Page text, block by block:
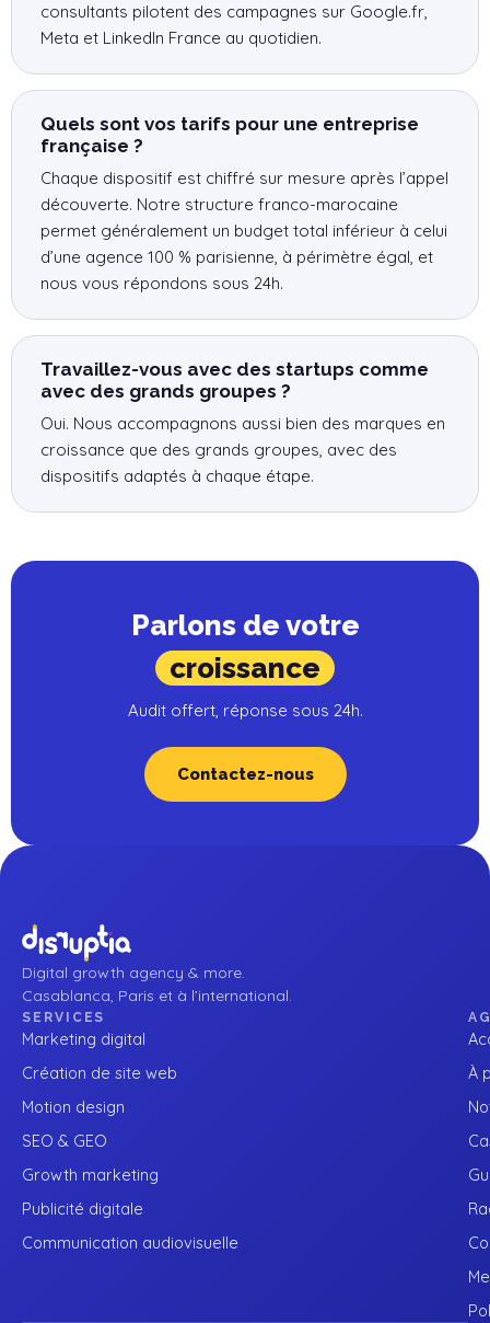
consultants pilotent des campagnes sur Google.fr,
Meta et LinkedIn France au quotidien.
Quels sont vos tarifs pour une entreprise
française ?
Chaque dispositif est chiffré sur mesure après l’appel
découverte. Notre structure franco-marocaine
permet généralement un budget total inférieur à celui
d’une agence 100 % parisienne, à périmètre égal, et
nous vous répondons sous 24h.
Travaillez-vous avec des startups comme
avec des grands groupes ?
Oui. Nous accompagnons aussi bien des marques en
croissance que des grands groupes, avec des
dispositifs adaptés à chaque étape.
Parlons de votre
croissance
Audit offert, réponse sous 24h.
Contactez-nous
Digital growth agency & more.
Casablanca, Paris et à l’international.
SERVICES
Marketing digital
Création de site web
Motion design
SEO & GEO
Growth marketing
Publicité digitale
Communication audiovisuelle
À